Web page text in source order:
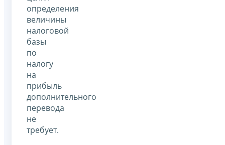
определения
величины
налоговой
базы
по
налогу
на
прибыль
дополнительного
перевода
не
требует.